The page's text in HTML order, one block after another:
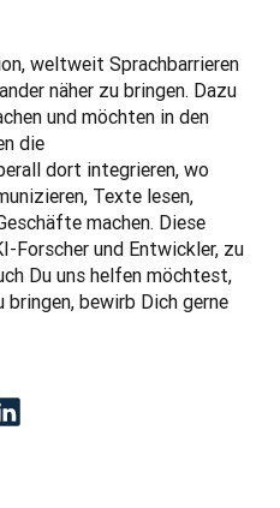
weltweit Sprachbarrieren
näher zu bringen. Dazu
und möchten in den
die
dort integrieren, wo
Texte lesen,
machen. Diese
Forscher und Entwickler, zu
Du uns helfen möchtest,
bewirb Dich gerne